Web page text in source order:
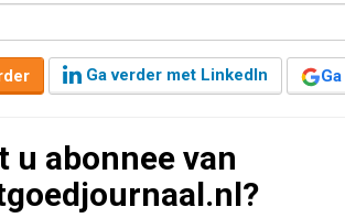
My Jewellery
zes nieuwe ateliers waar klanten
kunnen creëren. Naast deze
Ga verder met LinkedIn
u abonnee van